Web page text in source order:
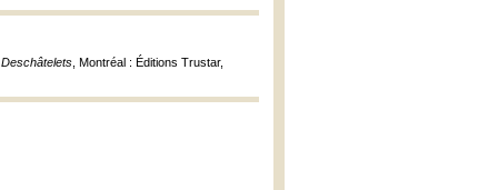
, Montréal : Éditions Trustar,